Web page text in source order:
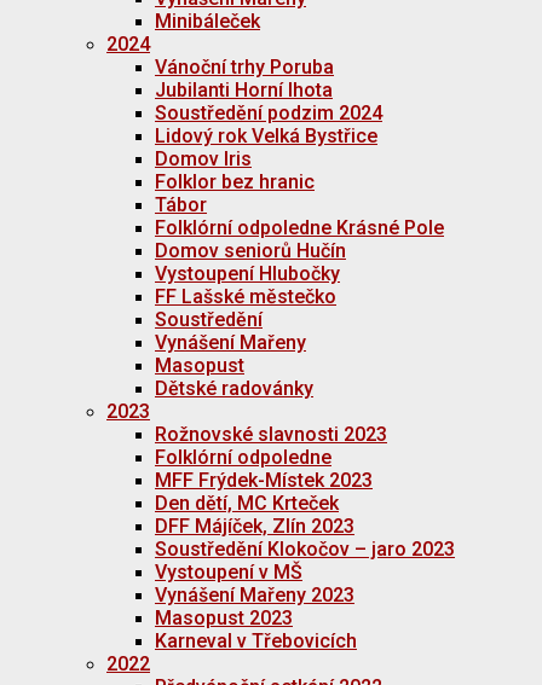
Minibáleček
2024
Vánoční trhy Poruba
Jubilanti Horní lhota
Soustředění podzim 2024
Lidový rok Velká Bystřice
Domov Iris
Folklor bez hranic
Tábor
Folklórní odpoledne Krásné Pole
Domov seniorů Hučín
Vystoupení Hlubočky
FF Lašské městečko
Soustředění
Vynášení Mařeny
Masopust
Dětské radovánky
2023
Rožnovské slavnosti 2023
Folklórní odpoledne
MFF Frýdek-Místek 2023
Den dětí, MC Krteček
DFF Májíček, Zlín 2023
Soustředění Klokočov – jaro 2023
Vystoupení v MŠ
Vynášení Mařeny 2023
Masopust 2023
Karneval v Třebovicích
2022